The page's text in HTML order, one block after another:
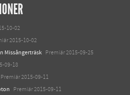
10-02
2015-10-02
Missångerträsk Premiär 2015-09-25
09-18
Premiär 2015-09-11
Premiär 2015-09-11